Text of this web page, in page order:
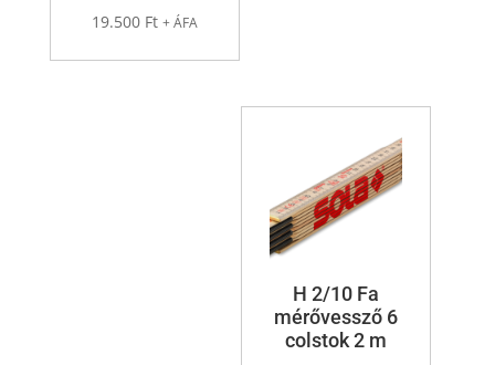
19.500 Ft + ÁFA
H 2/10 Fa
mérővessző 6
colstok 2 m